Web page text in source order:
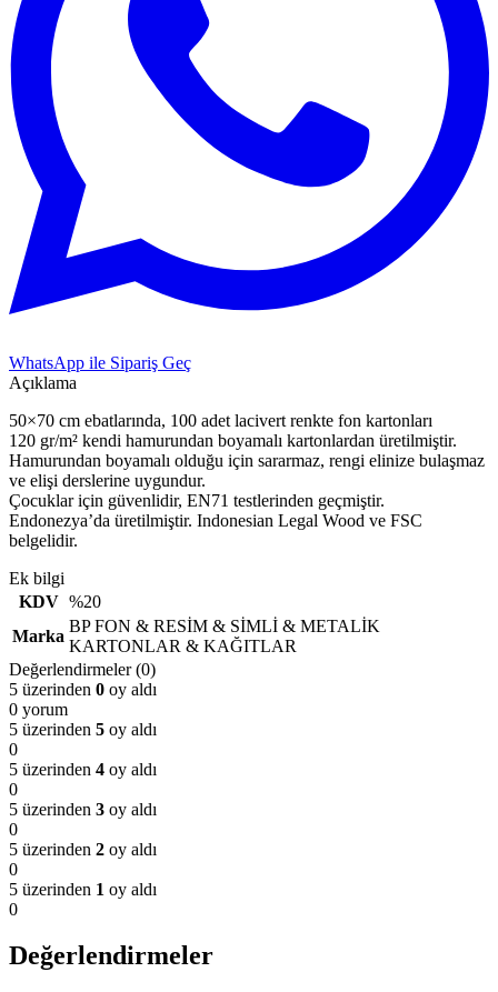
WhatsApp ile Sipariş Geç
Açıklama
50×70 cm ebatlarında, 100 adet lacivert renkte fon kartonları
120 gr/m² kendi hamurundan boyamalı kartonlardan üretilmiştir.
Hamurundan boyamalı olduğu için sararmaz, rengi elinize bulaşmaz
ve elişi derslerine uygundur.
Çocuklar için güvenlidir, EN71 testlerinden geçmiştir.
Endonezya’da üretilmiştir. Indonesian Legal Wood ve FSC
belgelidir.
Ek bilgi
KDV %20
Marka
BP FON & RESİM & SİMLİ & METALİK
KARTONLAR & KAĞITLAR
Değerlendirmeler (0)
5 üzerinden 0 oy aldı
0 yorum
5 üzerinden 5 oy aldı
0
5 üzerinden 4 oy aldı
0
5 üzerinden 3 oy aldı
0
5 üzerinden 2 oy aldı
0
5 üzerinden 1 oy aldı
0
Değerlendirmeler